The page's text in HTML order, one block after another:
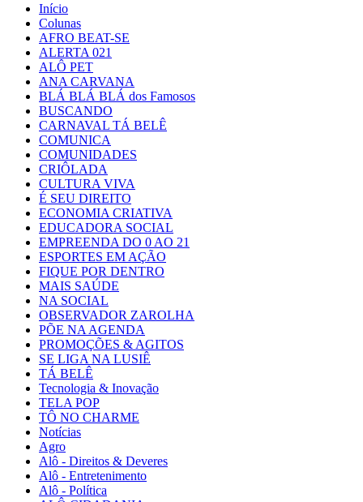
Início
Colunas
AFRO BEAT-SE
ALERTA 021
ALÔ PET
ANA CARVANA
BLÁ BLÁ BLÁ dos Famosos
BUSCANDO
CARNAVAL TÁ BELÊ
COMUNICA
COMUNIDADES
CRIÔLADA
CULTURA VIVA
É SEU DIREITO
ECONOMIA CRIATIVA
EDUCADORA SOCIAL
EMPREENDA DO 0 AO 21
ESPORTES EM AÇÃO
FIQUE POR DENTRO
MAIS SAÚDE
NA SOCIAL
OBSERVADOR ZAROLHA
PÕE NA AGENDA
PROMOÇÕES & AGITOS
SE LIGA NA LUSIÊ
TÁ BELÊ
Tecnologia & Inovação
TELA POP
TÔ NO CHARME
Notícias
Agro
Alô - Direitos & Deveres
Alô - Entretenimento
Alô - Política